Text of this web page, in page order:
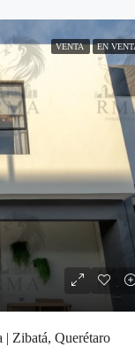
VENTA EN
| Zibatá, Querétaro